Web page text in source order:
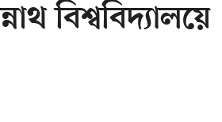
বিশ্ববিদ্যালয়ে